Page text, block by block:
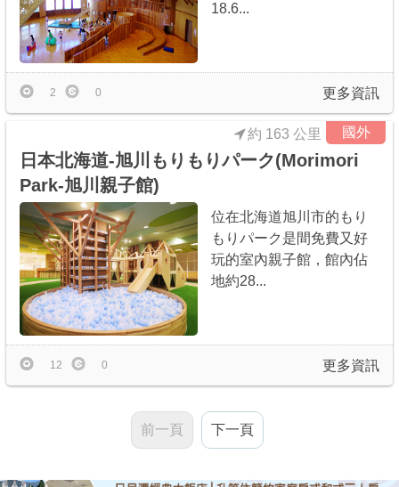
18.6...
更多資訊
2 0
國外
約 163 公里
日本北海道-旭川もりもりパーク(Morimori
Park-旭川親子館)
位在北海道旭川市的もり
もりパーク是間免費又好
玩的室內親子館，館內佔
地約28...
更多資訊
12 0
前一頁 下一頁